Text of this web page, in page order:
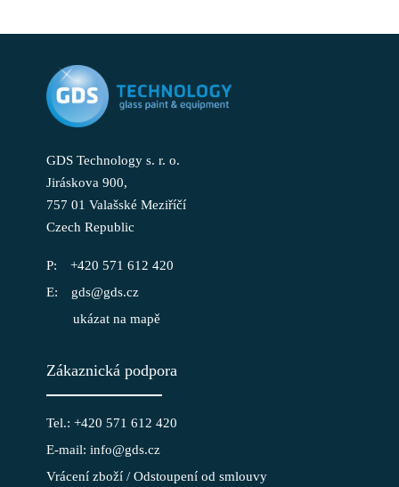
GDS Technology s. r. o.
Jiráskova 900,
757 01 Valašské Meziříčí
Czech Republic
+420 571 612 420
gds@gds.cz
ukázat na mapě
Zákaznická podpora
Tel.: +420 571 612 420
E-mail: info@gds.cz
Vrácení zboží / Odstoupení od smlouvy